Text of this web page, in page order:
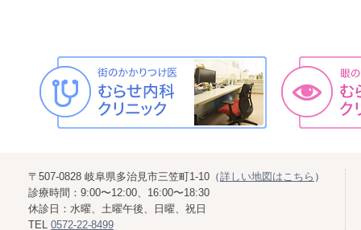
〒507-0828 岐阜県多治見市三笠町1-10（詳しい地図はこちら ）
診療時間：9:00〜12:00、16:00〜18:30
休診日：水曜、土曜午後、日曜、祝日
TEL 0572-22-8499